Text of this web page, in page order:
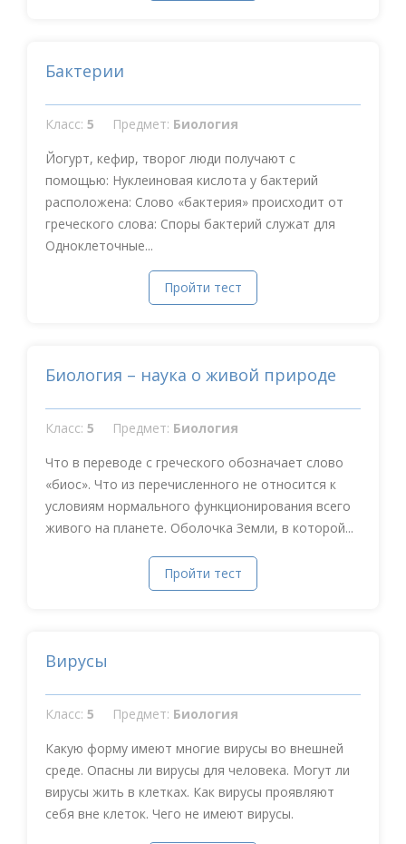
Бактерии
Класс: 5 Предмет: Биология
Йогурт, кефир, творог люди получают с
помощью: Нуклеиновая кислота у бактерий
расположена: Слово «бактерия» происходит от
греческого слова: Споры бактерий служат для
Одноклеточные...
Пройти тест
Биология – наука о живой природе
Класс: 5 Предмет: Биология
Что в переводе с греческого обозначает слово
«биос». Что из перечисленного не относится к
условиям нормального функционирования всего
живого на планете. Оболочка Земли, в которой...
Пройти тест
Вирусы
Класс: 5 Предмет: Биология
Какую форму имеют многие вирусы во внешней
среде. Опасны ли вирусы для человека. Могут ли
вирусы жить в клетках. Как вирусы проявляют
себя вне клеток. Чего не имеют вирусы.